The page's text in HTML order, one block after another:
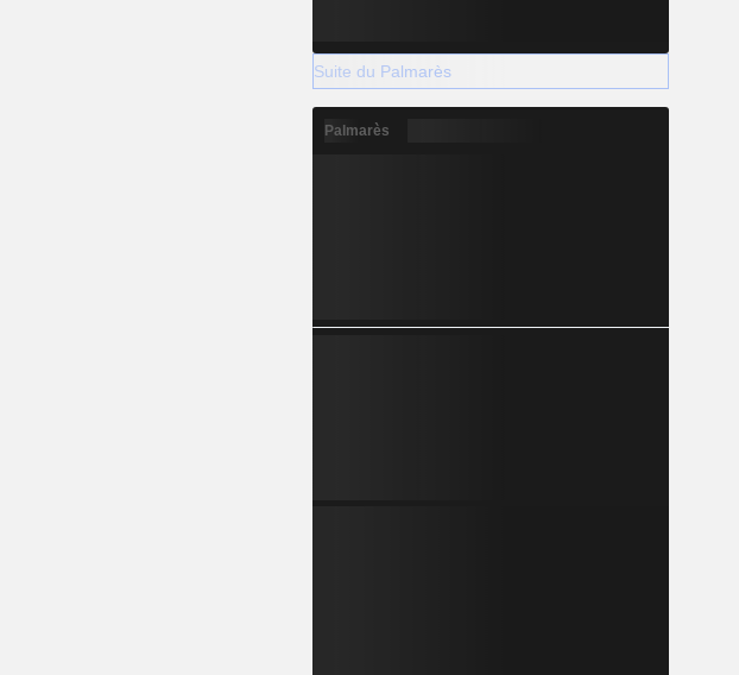
Suite du Palmarès
Palmarès